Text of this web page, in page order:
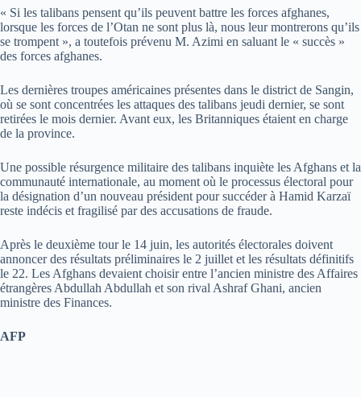
« Si les talibans pensent qu’ils peuvent battre les forces afghanes,
lorsque les forces de l’Otan ne sont plus là, nous leur montrerons qu’ils
se trompent », a toutefois prévenu M. Azimi en saluant le « succès »
des forces afghanes.
Les dernières troupes américaines présentes dans le district de Sangin,
où se sont concentrées les attaques des talibans jeudi dernier, se sont
retirées le mois dernier. Avant eux, les Britanniques étaient en charge
de la province.
Une possible résurgence militaire des talibans inquiète les Afghans et la
communauté internationale, au moment où le processus électoral pour
la désignation d’un nouveau président pour succéder à Hamid Karzaï
reste indécis et fragilisé par des accusations de fraude.
Après le deuxième tour le 14 juin, les autorités électorales doivent
annoncer des résultats préliminaires le 2 juillet et les résultats définitifs
le 22. Les Afghans devaient choisir entre l’ancien ministre des Affaires
étrangères Abdullah Abdullah et son rival Ashraf Ghani, ancien
ministre des Finances.
AFP